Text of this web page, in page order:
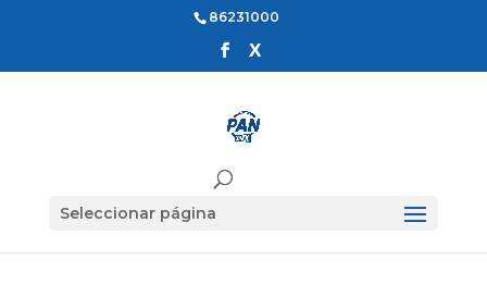
86231000
Seleccionar página